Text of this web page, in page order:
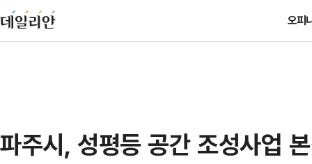
오피
파주시, 성평등 공간 조성사업